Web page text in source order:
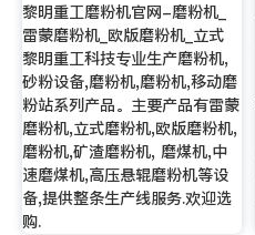
黎明重工磨粉机官网-磨粉机_
雷蒙磨粉机_欧版磨粉机_立式
黎明重工科技专业生产磨粉机,
砂粉设备,磨粉机,磨粉机,移动磨
粉站系列产品。主要产品有雷蒙
磨粉机,立式磨粉机,欧版磨粉机,
磨粉机,矿渣磨粉机, 磨煤机,中
速磨煤机,高压悬辊磨粉机等设
备,提供整条生产线服务.欢迎选
购.